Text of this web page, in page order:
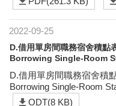
2022-09-25
D.借用單房間職務宿舍積
Borrowing Single-Room
D.借用單房間職務宿舍積
Borrowing Single-Room
ODT(8 KB)